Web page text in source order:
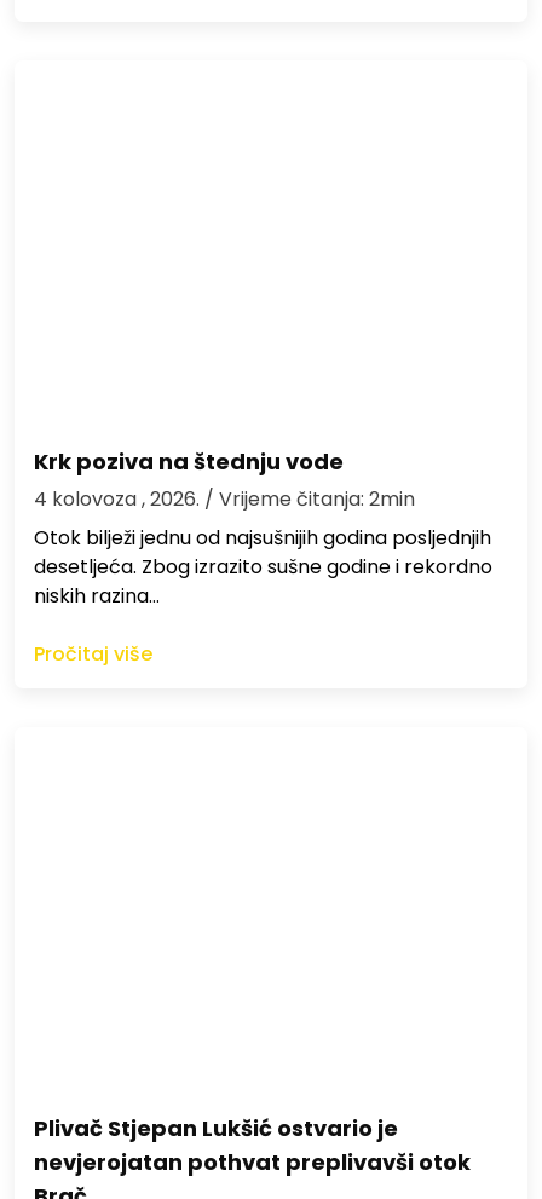
Krk poziva na štednju vode
4 kolovoza , 2026. / Vrijeme čitanja: 2min
Otok bilježi jednu od najsušnijih godina posljednjih
desetljeća. Zbog izrazito sušne godine i rekordno
niskih razina…
Pročitaj više
Plivač Stjepan Lukšić ostvario je
nevjerojatan pothvat preplivavši otok